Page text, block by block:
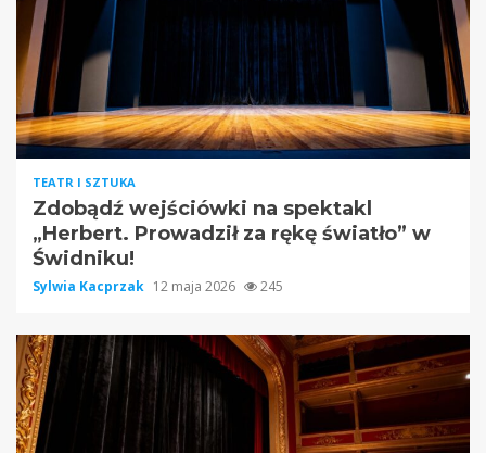
TEATR I SZTUKA
Zdobądź wejściówki na spektakl
„Herbert. Prowadził za rękę światło” w
Świdniku!
Sylwia Kacprzak 12 maja 2026 245